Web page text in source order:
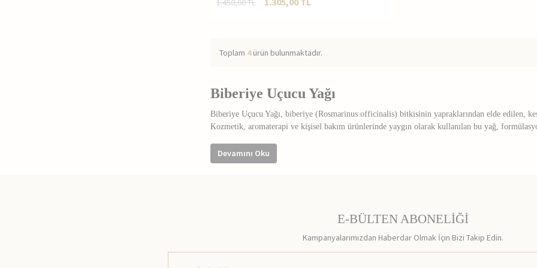
Toplam 4ürün bulunmaktadır.
Biberiye Uçucu Yağı
Biberiye Uçucu Yağı, biberiye (Rosmarinus officinalis) bitkisinin yapraklarından elde edilen,
Kozmetik, aromaterapi ve kişisel bakım ürünlerinde yaygın olarak kullanılan bu yağ,
Biberiye Uçucu Yağının Genel Özellikleri
Diğer uçucu ve sabit yağlarla uyumlu şekilde harmanlanabilir
Formülasyonlara canlı ve enerjik bir koku kazandırır
Cilt Bakım Ürünlerinde Biberiye Uçucu Yağı
Devamını Oku
E-BÜLTEN ABONELİĞİ
Kampanyalarımızdan Haberdar Olmak İçin Bizi Takip Edin.